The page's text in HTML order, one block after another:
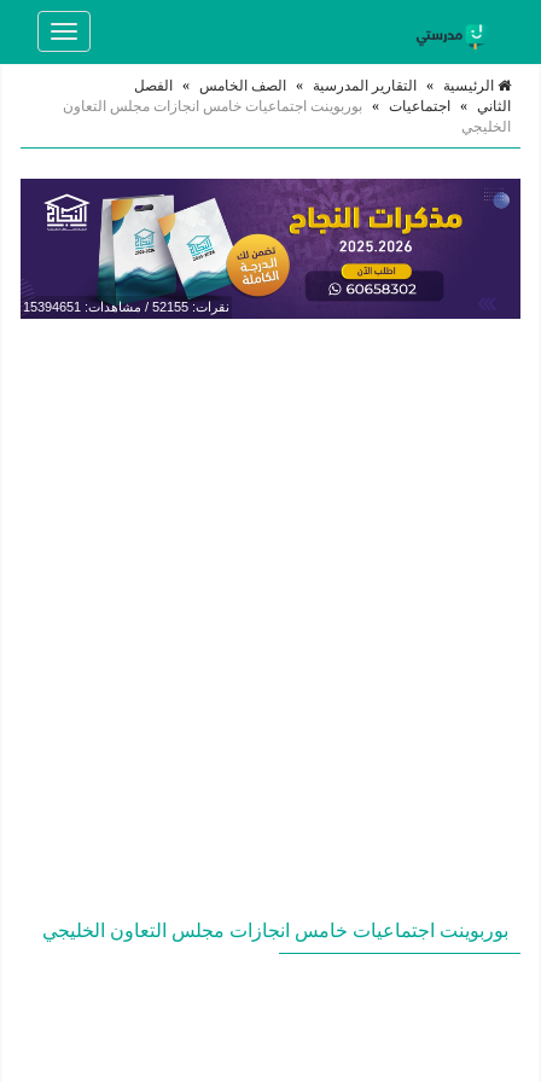
Toggle
الرئيسية » التقارير المدرسية » الصف الخامس »
الفصل
الثاني » اجتماعيات » بوربوينت اجتماعيات خامس انجازات مجلس التعاون
الخليجي
نقرات: 52155 / مشاهدات: 15394651
بوربوينت اجتماعيات خامس انجازات مجلس التعاون الخليجي